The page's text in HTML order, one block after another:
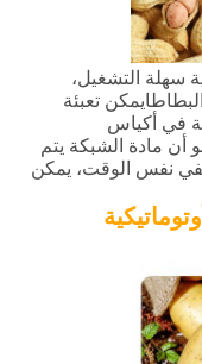
سهلة التشغيل،
250 غراما إلى 5 كجم.البطاطايمكن تعبئة
في أكياس
أن مادة الشبكة يتم
نفس الوقت، يمكن